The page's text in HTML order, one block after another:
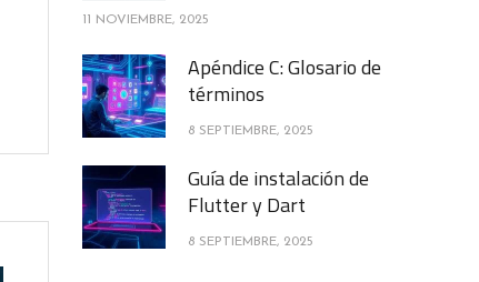
11 NOVIEMBRE, 2025
Apéndice C: Glosario de
términos
8 SEPTIEMBRE, 2025
Guía de instalación de
Flutter y Dart
8 SEPTIEMBRE, 2025